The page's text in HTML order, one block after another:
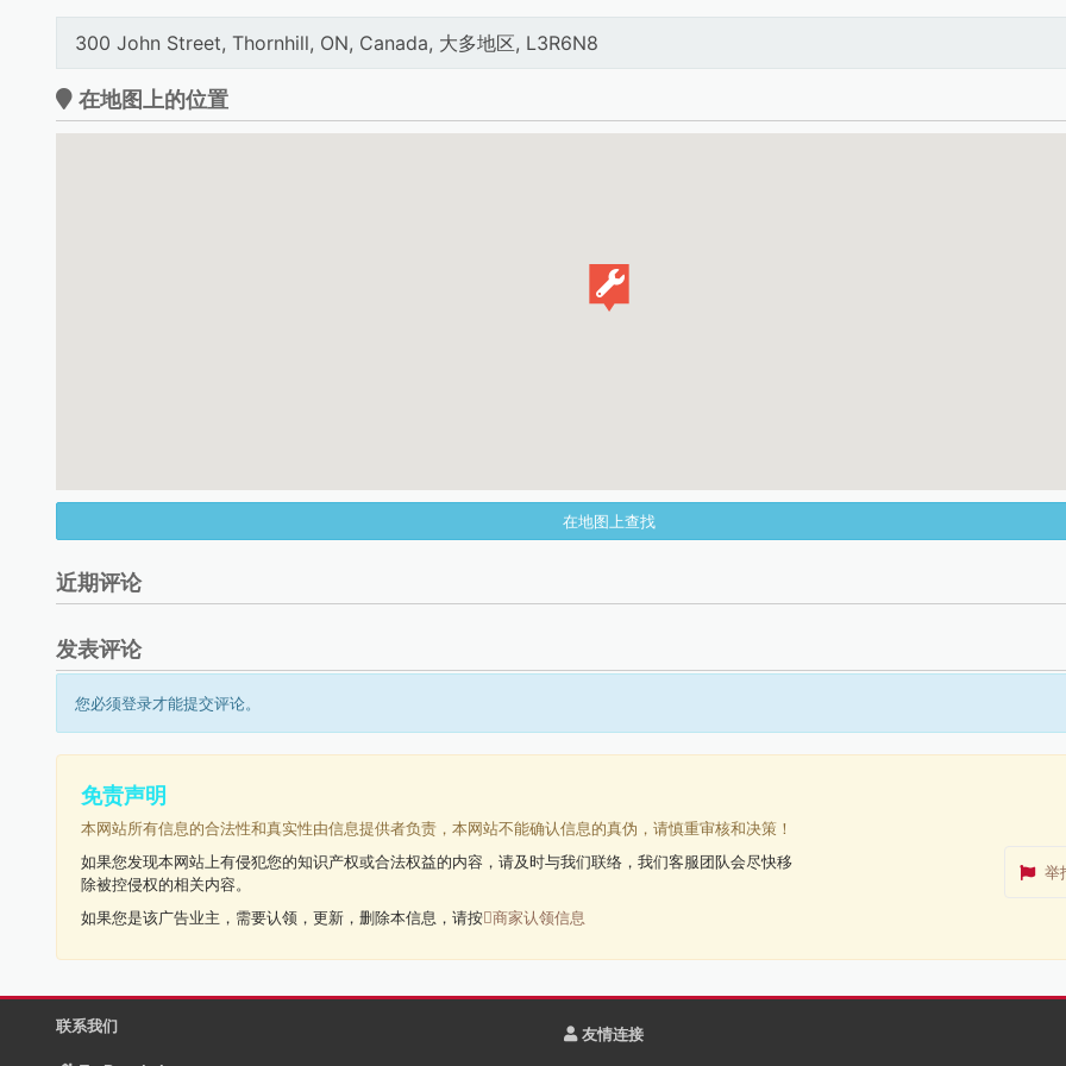
300 John Street, Thornhill, ON, Canada, 大多地区, L3R6N8
在地图上的位置
在地图上查找
近期评论
发表评论
您必须登录才能提交评论。
免责声明
本网站所有信息的合法性和真实性由信息提供者负责，本网站不能确认信息的真伪，请慎重审核和决策！
如果您发现本网站上有侵犯您的知识产权或合法权益的内容，请及时与我们联络，我们客服团队会尽快移
除被控侵权的相关内容。
举
如果您是该广告业主，需要认领，更新，删除本信息，请按 商家认领信息
联系我们 友情连接